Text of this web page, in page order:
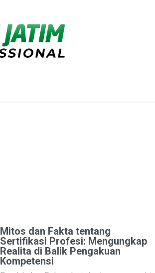
Mitos dan Fakta tentang
Sertifikasi Profesi: Mengungkap
Realita di Balik Pengakuan
Kompetensi